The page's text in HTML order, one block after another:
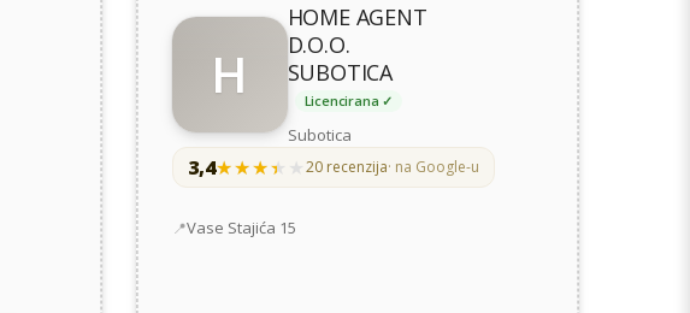
H
HOME AGENT
D.O.O.
SUBOTICA
Licencirana ✓
Subotica
3,4★★★★★
★★★★★20 recenzija· na Google-u
Adresa
Vase Stajića 15